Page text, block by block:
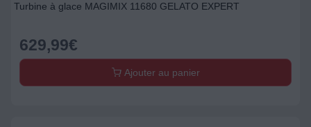
Turbine à glace MAGIMIX 11680 GELATO EXPERT
629,99€
Ajouter au panier